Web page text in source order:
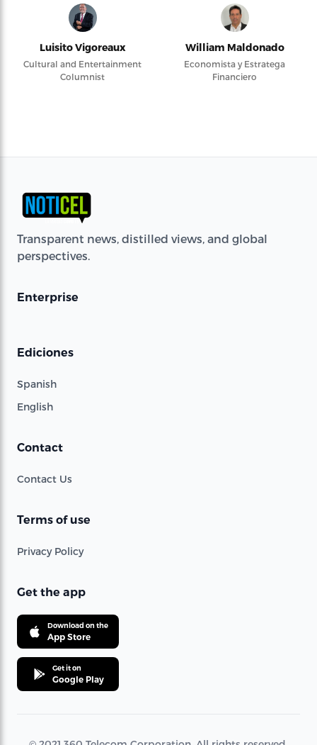
Luisito Vigoreaux
Cultural and Entertainment
Columnist
William Maldonado
Economista y Estratega
Financiero
Transparent news, distilled views, and global
perspectives.
Enterprise
Ediciones
Spanish
English
Contact
Contact Us
Terms of use
Privacy Policy
Get the app
Download on the
App Store
Get it on
Google Play